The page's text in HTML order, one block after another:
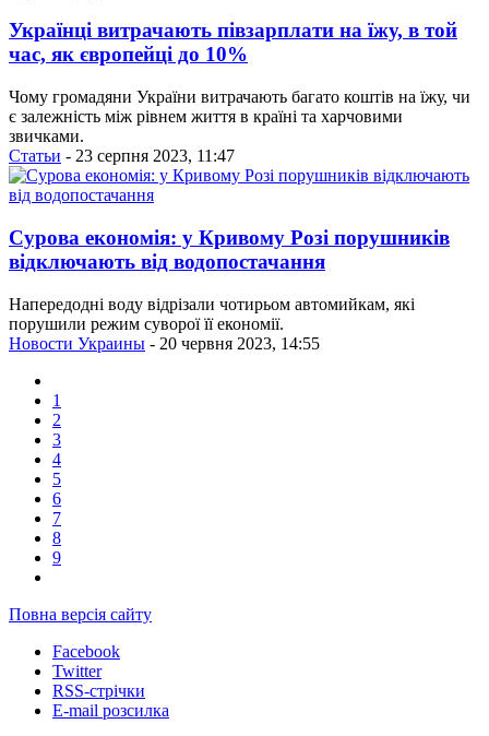
Українці витрачають півзарплати на їжу, в той
час, як європейці до 10%
Чому громадяни України витрачають багато коштів на їжу, чи
є залежність між рівнем життя в країні та харчовими
звичками.
Статьи - 23 серпня 2023, 11:47
Сурова економія: у Кривому Розі порушників
відключають від водопостачання
Напередодні воду відрізали чотирьом автомийкам, які
порушили режим суворої її економії.
Новости Украины - 20 червня 2023, 14:55
1
2
3
4
5
6
7
8
9
Повна версія сайту
Facebook
Twitter
RSS-стрічки
E-mail розсилка